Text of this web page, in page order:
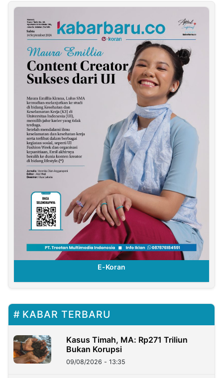
E-Koran
KABAR TERBARU
Kasus Timah, MA: Rp271 Triliun
Bukan Korupsi
09/08/2026 - 13:35